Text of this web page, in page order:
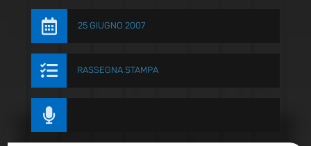
 25 GIUGNO 2007
 RASSEGNA STAMPA
